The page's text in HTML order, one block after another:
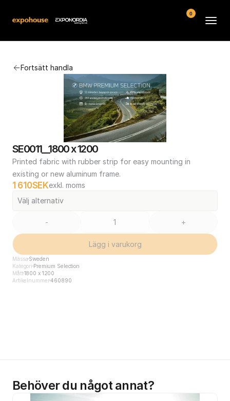
Fortsätt handla
SE0011__1800 x 1200
Printed fabric with rubber strip for easy mounting in
existing or new aluminum frame.
1 610SEKexkl. moms
Välj alternativ
- +
Lägg i varukorg
Mässa Sweden
Kategori Premium Selection
Mått1800 x 1200
Artikelnummer460890
Behöver du något annat?
Kontakt
Köpvillkor
0